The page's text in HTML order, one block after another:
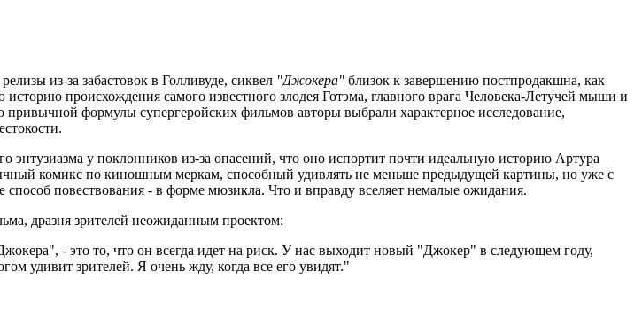
из-за забастовок в Голливуде, сиквел "Джокера" близок к завершению постпродакшна, как
происхождения самого известного злодея Готэма, главного врага Человека-Летучей мыши и
формулы супергеройских фильмов авторы выбрали характерное исследование,
у поклонников из-за опасений, что оно испортит почти идеальную историю Артура
комикс по киношным меркам, способный удивлять не меньше предыдущей картины, но уже с
повествования - в форме мюзикла. Что и вправду вселяет немалые ожидания.
дразня зрителей неожиданным проектом:
- это то, что он всегда идет на риск. У нас выходит новый "Джокер" в следующем году,
удивит зрителей. Я очень жду, когда все его увидят."